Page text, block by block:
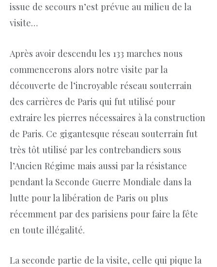
issue de secours n’est prévue au milieu de la
visite…
Après avoir descendu les 133 marches nous
commencerons alors notre visite par la
découverte de l’incroyable réseau souterrain
des carrières de Paris qui fut utilisé pour
extraire les pierres nécessaires à la construction
de Paris. Ce gigantesque réseau souterrain fut
très tôt utilisé par les contrebandiers sous
l’Ancien Régime mais aussi par la résistance
pendant la Seconde Guerre Mondiale dans la
lutte pour la libération de Paris ou plus
récemment par des parisiens pour faire la fête
en toute illégalité.
La seconde partie de la visite, celle qui pique la